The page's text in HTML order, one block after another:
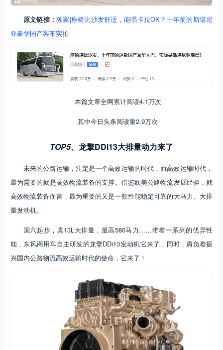
原文链接：独家|座椅比沙发舒适，能唱卡拉OK？十年前的斯堪尼
亚豪华国产客车实拍
本篇文章全网累计阅读4.1万次
其中今日头条阅读量2.9万次
TOP5、 龙擎DDi13大排量动力来了
未来的公路运输，注定是一个高效运输的时代，而高效运输时代，
最为需要的就是高效物流装备的支撑。借鉴欧美公路物流发展经验，就
高效物流装备而言，最为重要的又是一款性能稳定可靠的大马力、大排
量发动机。
国六起步，真13L大排量，最高580马力……带着一系列的优异性
能，东风商用车自主研发的龙擎DDi13发动机它来了，同时，肩负着振
兴国内公路物流高效运输时代的使命，它来了！